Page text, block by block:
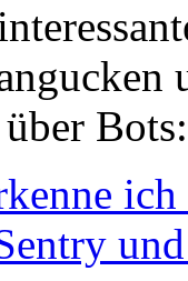
Bots:
ich